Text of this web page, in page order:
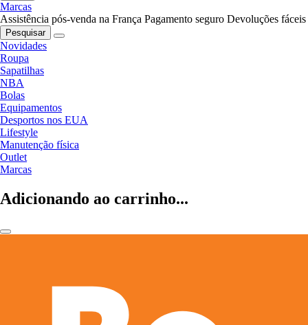
Marcas
Assistência pós-venda na França Pagamento seguro Devoluções fáceis
Pesquisar
Novidades
Roupa
Sapatilhas
NBA
Bolas
Equipamentos
Desportos nos EUA
Lifestyle
Manutenção física
Outlet
Marcas
Adicionando ao carrinho...